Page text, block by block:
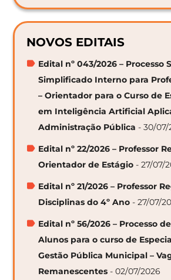
NOVOS EDITAIS
Edital nº 043/2026 – Processo
Simplificado Interno para
– Orientador para o Curso de
em Inteligência Artificial
Administração Pública - 30/07/
Edital nº 22/2026 – Professor
Orientador de Estágio - 27/07/
Edital nº 21/2026 – Professor
Disciplinas do 4º Ano - 27/07/
Edital nº 56/2026 – Processo
Alunos para o curso de
Gestão Pública Municipal –
Remanescentes - 02/07/2026